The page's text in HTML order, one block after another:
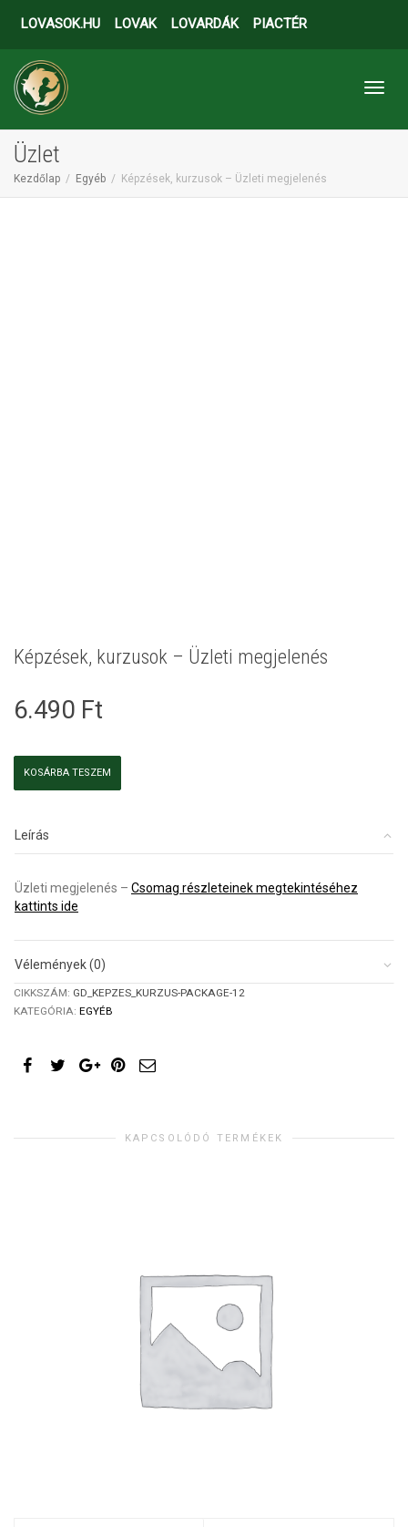
LOVASOK.HU LOVAK LOVARDÁK PIACTÉR
Üzlet
Kezdőlap Egyéb Képzések, kurzusok – Üzleti megjelenés
Képzések, kurzusok – Üzleti megjelenés
6.490 Ft
Képzések,
megjelenés
mennyiség
KOSÁRBA TESZEM
Leírás
Üzleti megjelenés – Csomag részleteinek megtekintéséhez
kattints ide
Vélemények (0)
CIKKSZÁM: GD_KEPZES_KURZUS-PACKAGE-12
KATEGÓRIA: EGYÉB
KAPCSOLÓDÓ TERMÉKEK